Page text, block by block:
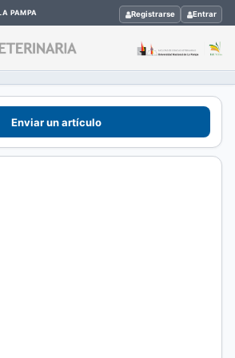
PAMPA Registrarse Entrar
Enviar un artículo